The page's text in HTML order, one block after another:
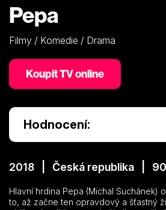
Pepa
Filmy / Komedie / Drama
Koupit TV online
Hodnocení:
2018 | Česká republika | 90
Hlavní hrdina Pepa (Michal Suchánek)
to, až začne ten opravdový a šťastný